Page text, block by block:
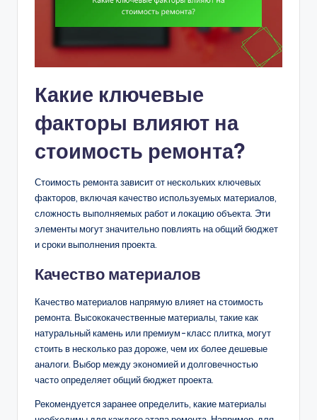
Какие ключевые
факторы влияют на
стоимость ремонта?
Стоимость ремонта зависит от нескольких ключевых
факторов, включая качество используемых материалов,
сложность выполняемых работ и локацию объекта. Эти
элементы могут значительно повлиять на общий бюджет
и сроки выполнения проекта.
Качество материалов
Качество материалов напрямую влияет на стоимость
ремонта. Высококачественные материалы, такие как
натуральный камень или премиум-класс плитка, могут
стоить в несколько раз дороже, чем их более дешевые
аналоги. Выбор между экономией и долговечностью
часто определяет общий бюджет проекта.
Рекомендуется заранее определить, какие материалы